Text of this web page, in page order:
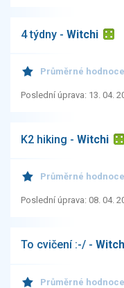
4 týdny - Witchi
Průměrné
Poslední úprava: 13. 04.
K2 hiking - Witchi
Průměrné
Poslední úprava: 08. 04.
To cvičení :-/ -
Průměrné